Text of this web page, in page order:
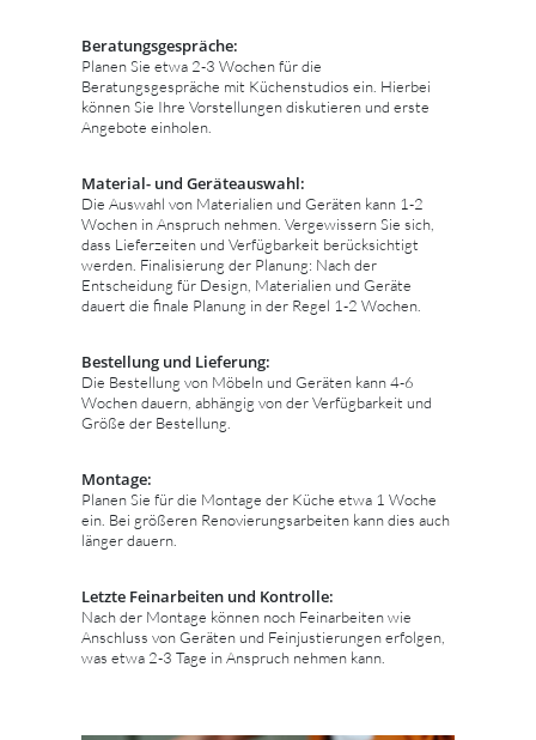
Beratungsgespräche:
Planen Sie etwa 2-3 Wochen für die
Beratungsgespräche mit Küchenstudios ein. Hierbei
können Sie Ihre Vorstellungen diskutieren und erste
Angebote einholen.
Material- und Geräteauswahl:
Die Auswahl von Materialien und Geräten kann 1-2
Wochen in Anspruch nehmen. Vergewissern Sie sich,
dass Lieferzeiten und Verfügbarkeit berücksichtigt
werden. Finalisierung der Planung: Nach der
Entscheidung für Design, Materialien und Geräte
dauert die finale Planung in der Regel 1-2 Wochen.
Bestellung und Lieferung:
Die Bestellung von Möbeln und Geräten kann 4-6
Wochen dauern, abhängig von der Verfügbarkeit und
Größe der Bestellung.
Montage:
Planen Sie für die Montage der Küche etwa 1 Woche
ein. Bei größeren Renovierungsarbeiten kann dies auch
länger dauern.
Letzte Feinarbeiten und Kontrolle:
Nach der Montage können noch Feinarbeiten wie
Anschluss von Geräten und Feinjustierungen erfolgen,
was etwa 2-3 Tage in Anspruch nehmen kann.